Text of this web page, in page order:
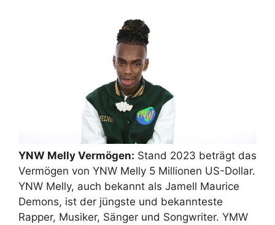
YNW Melly Vermögen: Stand 2023 beträgt das
Vermögen von YNW Melly 5 Millionen US-Dollar.
YNW Melly, auch bekannt als Jamell Maurice
Demons, ist der jüngste und bekannteste
Rapper, Musiker, Sänger und Songwriter. YMW